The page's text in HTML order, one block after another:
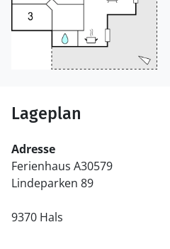
Lageplan
Adresse
Ferienhaus A30579
Lindeparken 89
9370 Hals